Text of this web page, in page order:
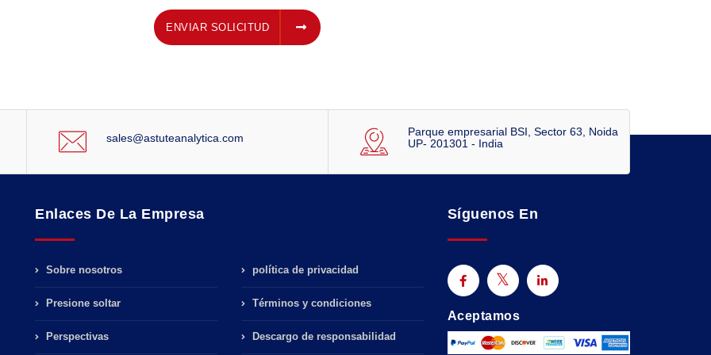
ENVIAR SOLICITUD
sales@astuteanalytica.com
Parque empresarial BSI, Sector 63, Noida
UP- 201301 - India
Enlaces De La Empresa
Sobre nosotros
Presione soltar
Perspectivas
política de privacidad
Términos y condiciones
Descargo de responsabilidad
Síguenos En
Aceptamos